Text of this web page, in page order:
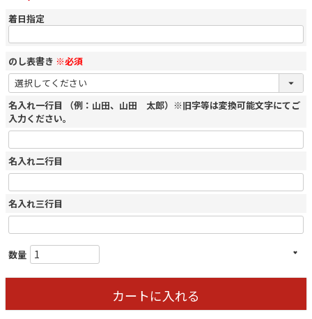
着日指定
のし表書き ※必須
名入れ一行目 （例：山田、山田 太郎）※旧字等は変換可能文字にてご
入力ください。
名入れ二行目
名入れ三行目
カートに入れる